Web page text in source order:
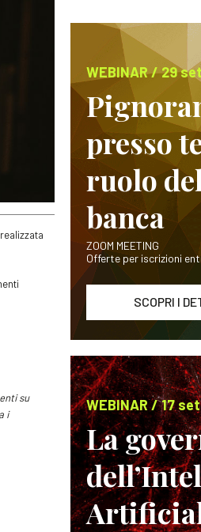
su
i
WEBINAR / 29
presso
ruolo
banca
ZOOM MEETING
Offerte per iscrizioni
SCOPRI I
WEBINAR / 17
La